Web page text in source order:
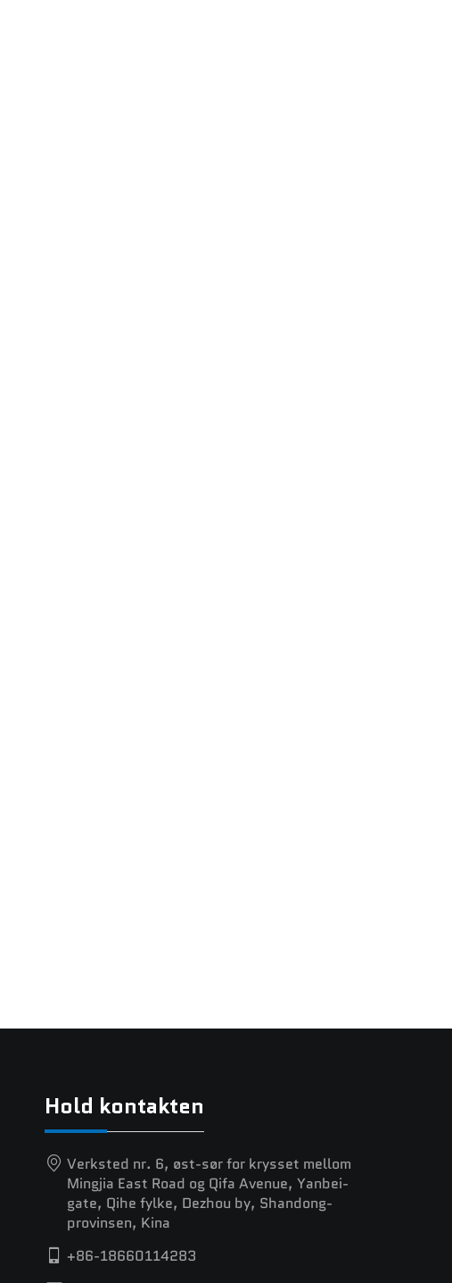
Hold kontakten
Verksted nr. 6, øst-sør for krysset mellom
Mingjia East Road og Qifa Avenue, Yanbei-
gate, Qihe fylke, Dezhou by, Shandong-
provinsen, Kina
+86-18660114283